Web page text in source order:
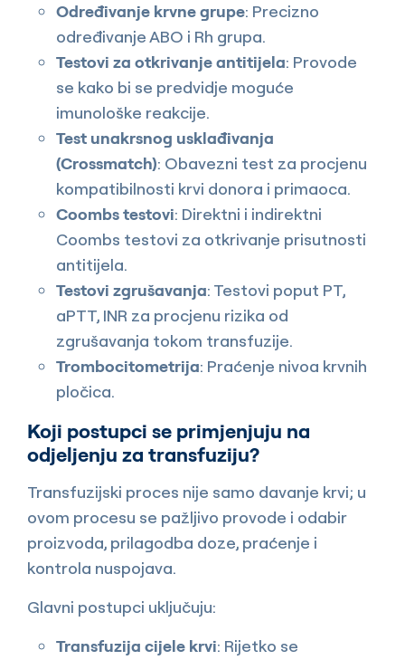
Određivanje krvne grupe: Precizno
određivanje ABO i Rh grupa.
Testovi za otkrivanje antitijela: Provode
se kako bi se predvidje moguće
imunološke reakcije.
Test unakrsnog usklađivanja
(Crossmatch): Obavezni test za procjenu
kompatibilnosti krvi donora i primaoca.
Coombs testovi: Direktni i indirektni
Coombs testovi za otkrivanje prisutnosti
antitijela.
Testovi zgrušavanja: Testovi poput PT,
aPTT, INR za procjenu rizika od
zgrušavanja tokom transfuzije.
Trombocitometrija: Praćenje nivoa krvnih
pločica.
Koji postupci se primjenjuju na
odjeljenju za transfuziju?
Transfuzijski proces nije samo davanje krvi; u
ovom procesu se pažljivo provode i odabir
proizvoda, prilagodba doze, praćenje i
kontrola nuspojava.
Glavni postupci uključuju:
Transfuzija cijele krvi: Rijetko se